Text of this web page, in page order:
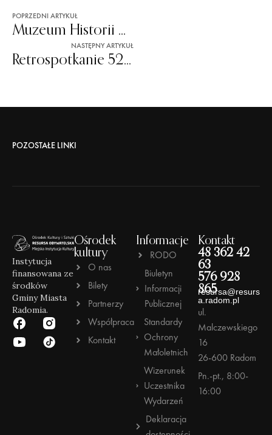
POPRZEDNI ARTYKUŁ
Muzeum Historii Najnowszej Radomia nieczynne 6 listopada
NASTĘPNY ARTYKUŁ
Retrospotkanie 52: Malowane dzieci z Radomia
POZOSTAŁE LINKI
Instytucja
finansowana ze
środków
Gminy Miasta
Radomia.
Ośrodek
kultury
O nas
Bilety
Partnerzy
Współpraca
Kontakt
Informacje
RODO
Biuletyn
Informacji
Publicznej
Standardy
Ochrony
Małoletnich
Wizerunek
Uczestnika
Wydarzeń
Deklaracja
Kontakt
48 362 42
63
576 928
865
resursa@resurs
a.radom.pl
ul.
Malczewskiego
16
26-600 Radom
Pn.-pt., 8:00-
16:00